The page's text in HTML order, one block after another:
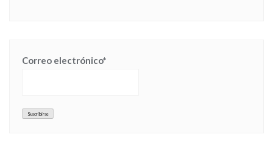
Correo electrónico*